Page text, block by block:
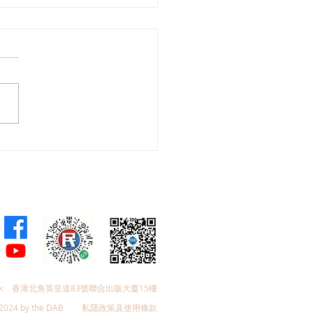
香港北角英皇道83號聯合出版大廈15樓
by the DAB
私隱政策及使用條款